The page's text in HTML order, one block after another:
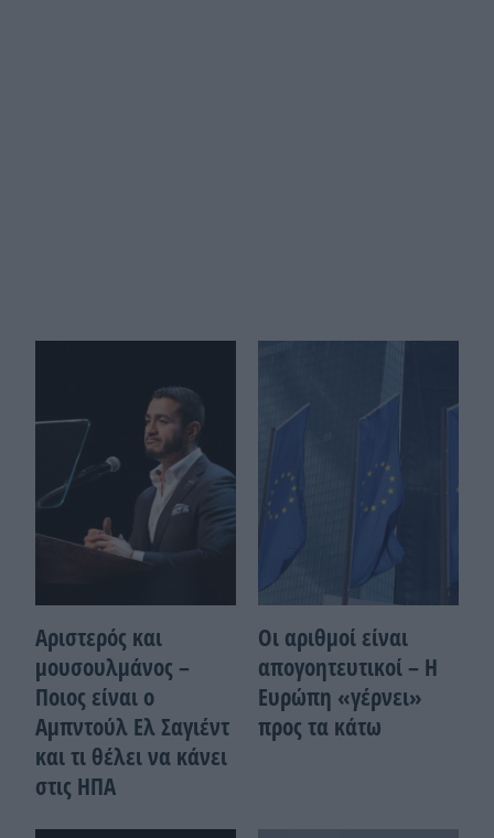
Αριστερός και
μουσουλμάνος –
Ποιoς είναι ο
Αμπντούλ Ελ Σαγιέντ
και τι θέλει να κάνει
στις ΗΠΑ
Οι αριθμοί είναι
απογοητευτικοί – Η
Ευρώπη «γέρνει»
προς τα κάτω